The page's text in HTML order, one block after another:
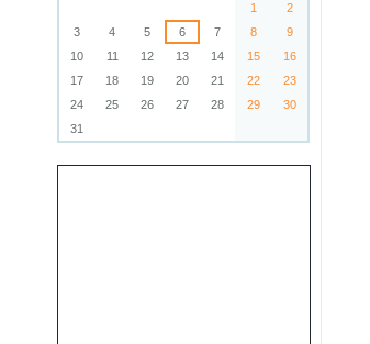
1
2
3
4 5 6 7 8
9
10
11 12 13 14 15
16
17
18 19 20 21 22
23
24
25 26 27 28 29
30
31